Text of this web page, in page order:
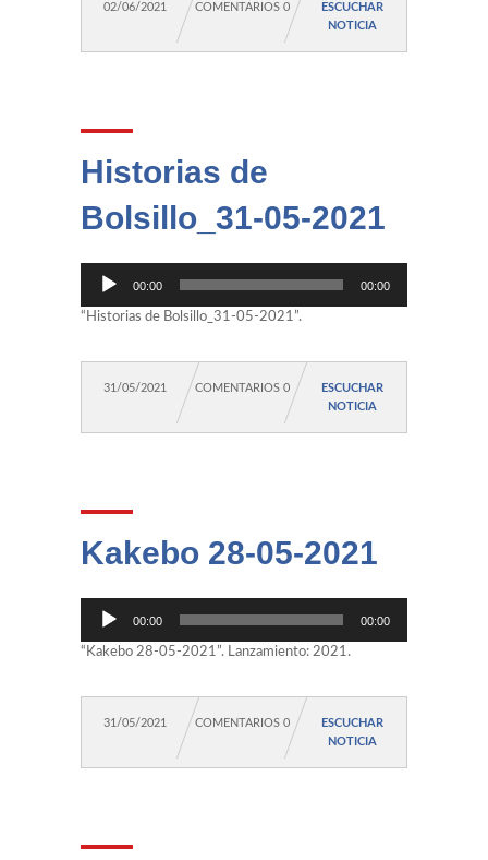
02/06/2021 COMENTARIOS 0
ESCUCHAR
NOTICIA
Historias de
Bolsillo_31-05-2021
Reproductor
audio
00:00 00:00
“Historias de Bolsillo_31-05-2021”.
31/05/2021 COMENTARIOS 0
ESCUCHAR
NOTICIA
Kakebo 28-05-2021
Reproductor
audio
00:00 00:00
“Kakebo 28-05-2021”. Lanzamiento: 2021.
31/05/2021 COMENTARIOS 0
ESCUCHAR
NOTICIA